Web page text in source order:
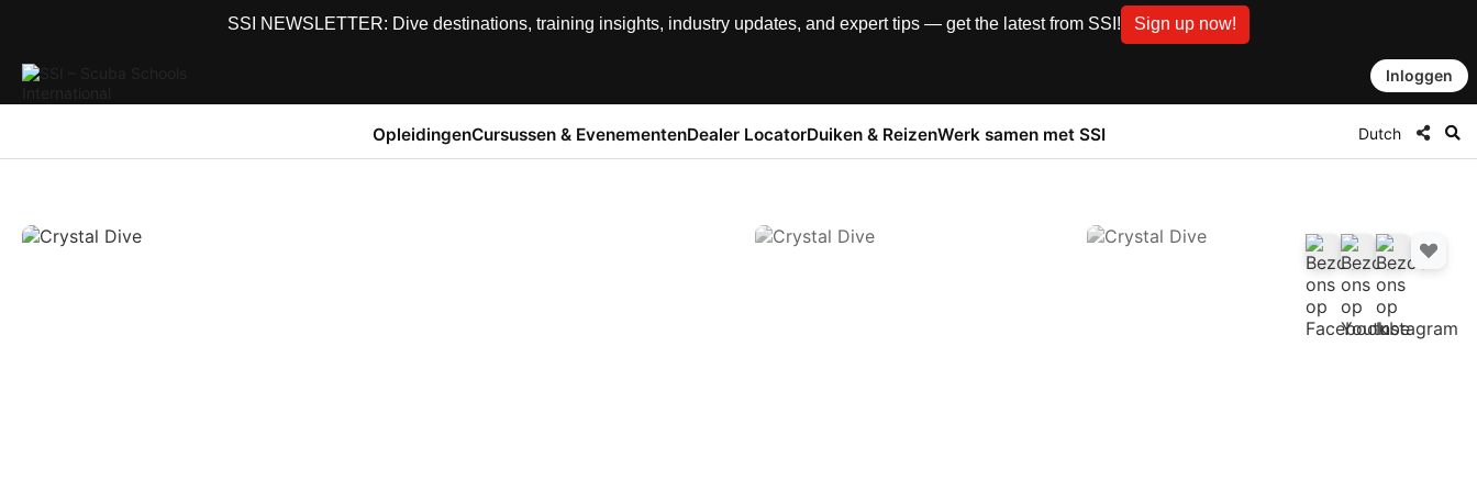
SSI NEWSLETTER: Dive destinations, training insights, industry updates, and expert tips — get the latest from SSI! Sign up now!
Inloggen
OpleidingenCursussen & EvenementenDealer LocatorDuiken & ReizenWerk samen met SSI Dutch